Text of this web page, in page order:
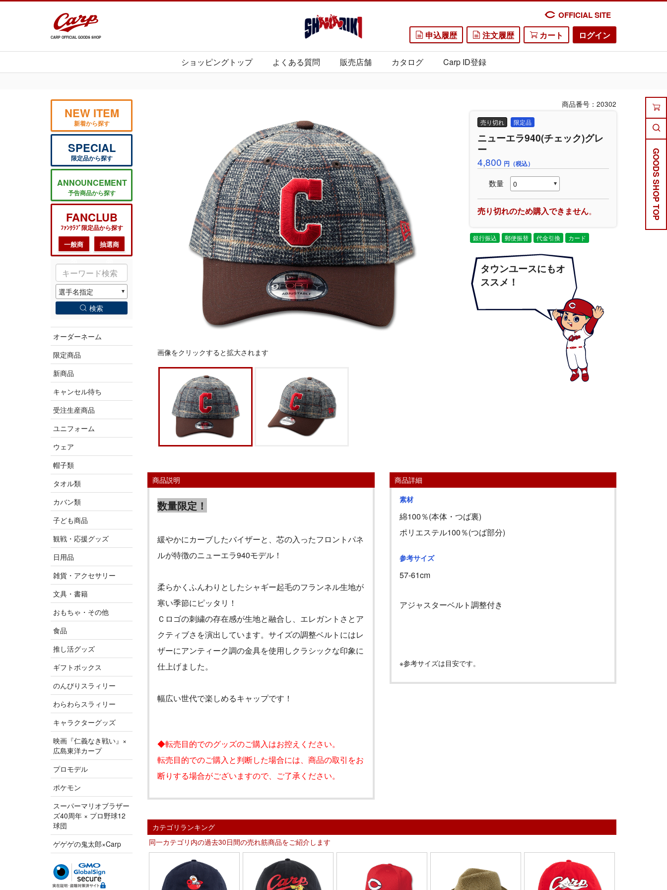
CARP OFFICIAL GOODS SHOP
OFFICIAL SITE
申込履歴 注文履歴 カート ログイン
ショッピングトップ よくある質問 販売店舗 カタログ Carp ID登録
NEW ITEM
新着から探す
SPECIAL
限定品から探す
ANNOUNCEMENT
予告商品から探す
FANCLUB
ﾌｧﾝｸﾗﾌﾞ限定品から探す
一般商
抽選商
検索
オーダーネーム
限定商品
新商品
キャンセル待ち
受注生産商品
ユニフォーム
ウェア
帽子類
タオル類
カバン類
子ども商品
観戦・応援グッズ
日用品
雑貨・アクセサリー
文具・書籍
おもちゃ・その他
食品
推し活グッズ
ギフトボックス
のんびりスラィリー
わらわらスラィリー
キャラクターグッズ
映画『仁義なき戦い』×
広島東洋カープ
プロモデル
ポケモン
スーパーマリオブラザー
ズ40周年 × プロ野球12
球団
ゲゲゲの鬼太郎×Carp
GOODS SHOP TOP
画像をクリックすると拡大されます
商品番号：20302
売り切れ 限定品
ニューエラ940(チェック)グレ
ー
4,800 円（税込）
数量
売り切れのため購入できません。
銀行振込 郵便振替 代金引換 カード
タウンユースにもオ
ススメ！
商品説明
数量限定！
緩やかにカーブしたバイザーと、芯の入ったフロントパネ
ルが特徴のニューエラ940モデル！
柔らかくふんわりとしたシャギー起毛のフランネル生地が
寒い季節にピッタリ！
Ｃロゴの刺繍の存在感が生地と融合し、エレガントさとア
クティブさを演出しています。サイズの調整ベルトにはレ
ザーにアンティーク調の金具を使用しクラシックな印象に
仕上げました。
幅広い世代で楽しめるキャップです！
◆転売目的でのグッズのご購入はお控えください。
転売目的でのご購入と判断した場合には、商品の取引をお
断りする場合がございますので、ご了承ください。
商品詳細
素材
綿100％(本体・つば裏)
ポリエステル100％(つば部分)
参考サイズ
57-61cm
アジャスターベルト調整付き
※参考サイズは目安です。
カテゴリランキング
同一カテゴリ内の過去30日間の売れ筋商品をご紹介します